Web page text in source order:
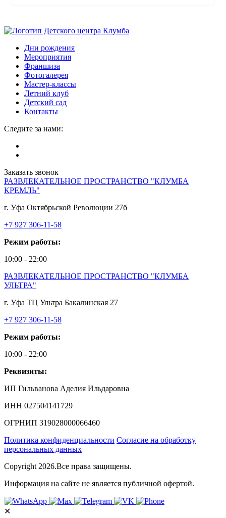
Дни рождения
Мероприятия
Франшиза
Фотогалерея
Мастер-классы
Летний клуб
Детский сад
Контакты
Следите за нами:
Заказать звонок
РАЗВЛЕКАТЕЛЬНОЕ ПРОСТРАНСТВО "КЛУМБА
КРЕМЛЬ"
г. Уфа Октябрьской Революции 27б
+7 927 306-11-58
Режим работы:
10:00 - 22:00
РАЗВЛЕКАТЕЛЬНОЕ ПРОСТРАНСТВО "КЛУМБА
УЛЬТРА"
г. Уфа ТЦ Ультра Бакалинская 27
+7 927 306-11-58
Режим работы:
10:00 - 22:00
Реквизиты:
ИП Гильванова Аделия Ильдаровна⁠
ИНН 027504141729
ОГРНИП 319028000066460
Политика конфиденциальности Согласие на обработку
персональных данных
Copyright 2026.Все права защищены.
Информация на сайте не является публичной офертой.
✕